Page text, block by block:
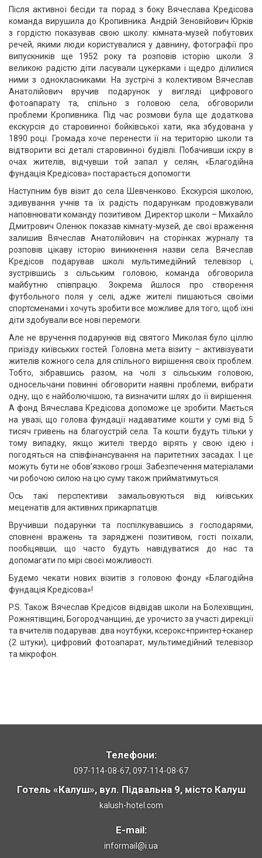
Після активної бесіди та порад з боку Вячеслава Кредісова
команда вирушила до Кропивника. Андрій Зеновійович Юрків
з гордістю показував свою школу: кімната-музей побутових
речей, якими люди користувалися у давнину, фотографії про
випускників ще 1952 року та розповів історію школи. З
великою радістю діти ласували цукерками і щедро ділилися
ними з однокласниками. На зустрічі з колективом Вячеслав
Анатолійович вручив подарунок у вигляді цифрового
фотоапарату та, спільно з головою села, обговорили
проблеми Кропивника. Під час розмови була ще додаткова
екскурсія до старовинної бойківської хати, яка збудована у
1890 році. Громада хоче перенести її на територію школи та
відтворити всі деталі старовинної будівлі. Побачивши іскру в
очах жителів, відчувши той запал у селян, «Благодійна
фундація Кредісова» постарається допомогти.
Наступним був візит до села Шевченково. Екскурсія школою,
здивування учнів та їх радість подарункам продовжували
наповнювати команду позитивом. Директор школи – Михайло
Дмитрович Оленюк показав кімнату-музей, де свої враження
залишив Вячеслав Анатолійович на сторінках журналу та
розповів цікаву історію виникнення назви села. Вячеслав
Кредісов подарував школі мультимедійний телевізор і,
зустрівшись з сільським головою, команда обговорила
майбутню співпрацю. Зокрема йшлося про створення
футбольного поля у селі, адже жителі пишаються своїми
спортсменами і хочуть зробити все можливе для того, щоб їхні
діти здобували все нові перемоги.
Але не вручення подарунків від святого Миколая було ціллю
приїзду київських гостей. Головна мета візиту – активізувати
жителів кожного села для спільного вирішення своїх проблем.
Тобто, зібравшись разом, на чолі з сільським головою,
односельчани повинні обговорити наявні проблеми, вибрати
одну, що є найболючішою, та визначити шлях до її вирішення.
А фонд Вячеслава Кредісова допоможе це зробити. Мається
на увазі, що голова фундації надаватиме кошти у сумі від 5
тисяч гривень на благоустрій села. Та кошти будуть тільки у
тому випадку, якщо жителі твердо вірять у свою ідею і
погодяться на співфінансування на паритетних засадах. І це
можуть бути не обов’язково гроші. Забезпечення матеріалами
чи робочою силою на цю суму також прийматимуться.
Ось такі перспективи замальовуються від київських
меценатів для активних прикарпатців.
Вручивши подарунки та поспілкувавшись з господарями,
сповнені вражень та заряджені позитивом, гості поїхали,
пообіцявши, що часто будуть навідуватися до нас та
допомагати по мірі своєї можливості.
Будемо чекати нових візитів з головою фонду «Благодійна
фундація Кредісова»!
P.S. Також Вячеслав Кредісов відвідав школи на Болехівщині,
Рожнятівщині, Богородчанщині, де урочисто за участі дирекції
та вчителів подарував: два ноутбуки, ксерокс+принтер+сканер
(2 штуки), цифровий фотоапарат, мультимедійний телевізор
та мікрофон.
Телефони:
097-114-08-67, 097-114-08-67
Готель «Калуш», вул. Підвальна 9, місто Калуш
kalush-hotel.com
E-mail:
informail@i.ua